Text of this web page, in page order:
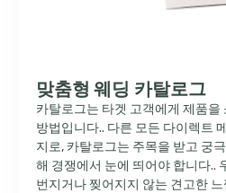
맞춤형 웨딩 카탈로그
카탈로그는 타겟 고객에게 제품을
방법입니다.. 다른 모든 다이렉트
지로, 카탈로그는 주목을 받고 궁
해 경쟁에서 눈에 띄어야 합니다..
번지거나 찢어지지 않는 견고한